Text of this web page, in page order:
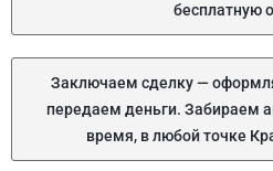
бесплатную
Заключаем сделку —
передаем деньги. Забираем
время, в любой точке